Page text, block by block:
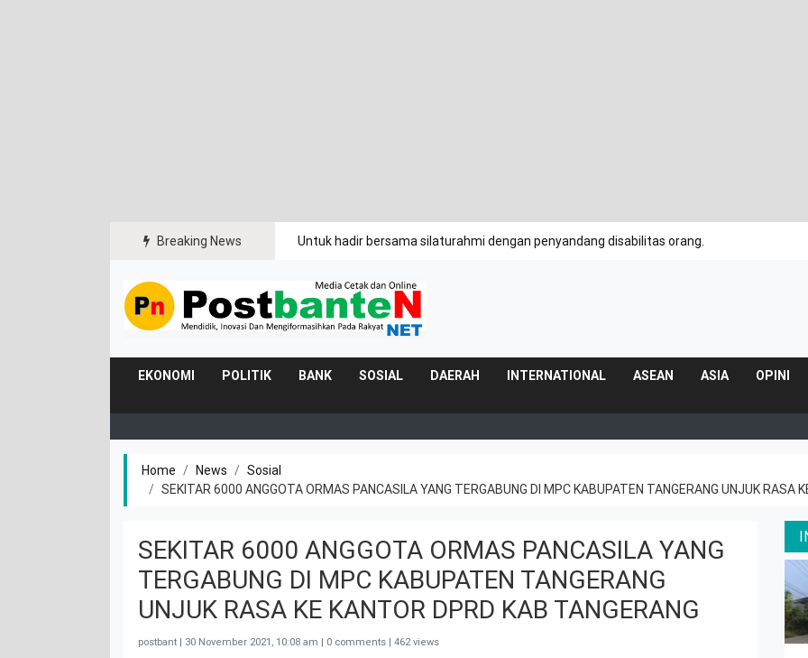
Breaking News Untuk hadir bersama silaturahmi dengan penyandang disabilitas orang.
EKONOMI POLITIK BANK SOSIAL DAERAH INTERNATIONAL ASEAN ASIA OPINI
Home News
Sosial
SEKITAR 6000 ANGGOTA ORMAS PANCASILA YANG TERGABUNG DI MPC KABUPATEN TANGERANG UNJUK RASA
SEKITAR 6000 ANGGOTA ORMAS PANCASILA YANG
TERGABUNG DI MPC KABUPATEN TANGERANG
UNJUK RASA KE KANTOR DPRD KAB TANGERANG
postbant | 30 November 2021, 10:08 am | 0 comments | 462 views